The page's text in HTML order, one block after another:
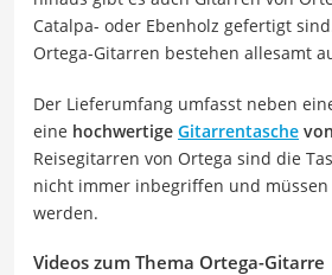
Catalpa- oder Ebenholz gefertigt
Ortega-Gitarren bestehen allesamt
Der Lieferumfang umfasst neben
eine hochwertige Gitarrentasche
Reisegitarren von Ortega sind die
nicht immer inbegriffen und
werden.
Videos zum Thema Ortega-Gitarre